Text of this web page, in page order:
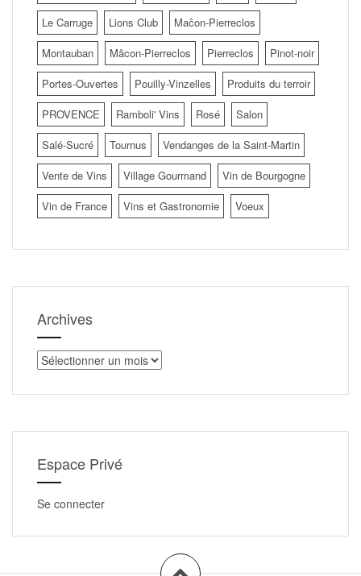
Le Carruge
Lions Club
Maĉon-Pierreclos
Montauban
Mâcon-Pierreclos Pierreclos
Pinot-noir
Portes-Ouvertes
Pouilly-Vinzelles
Produits du terroir
PROVENCE
Ramboli' Vins Rosé
Salon
Salé-Sucré
Tournus
Vendanges de la Saint-Martin
Vente de Vins
Village Gourmand
Vin de Bourgogne
Vin de France
Vins et Gastronomie Voeux
Archives
Archives
Espace Privé
Se connecter